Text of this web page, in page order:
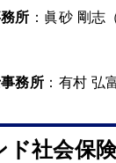
所 ：眞砂 剛志
務所 ：有村 弘
ド社会保